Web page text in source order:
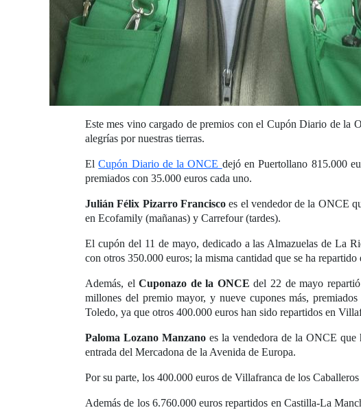
Este mes vino cargado de premios con el Cupón Diario de la
alegrías por nuestras tierras.
ElCupón Diario de la ONCE dejó en Puertollano 815.000
premiados con 35.000 euros cada uno.
Julián Félix Pizarro Franciscoes el vendedor de la ONCE
en Ecofamily (mañanas) y Carrefour (tardes).
El cupón del 11 de mayo, dedicado a las Almazuelas de La
con otros 350.000 euros; la misma cantidad que se ha
Además, elCuponazo de la ONCE del 22 de mayo
millones del premio mayor, y nueve cupones más,
Toledo, ya que otros 400.000 euros han sido repartidos en
Paloma Lozano Manzanoes la vendedora de la ONCE que
entrada del Mercadona de la Avenida de Europa.
Por su parte, los 400.000 euros de Villafranca de los
Además de los 6.760.000 euros repartidos en Castilla-La